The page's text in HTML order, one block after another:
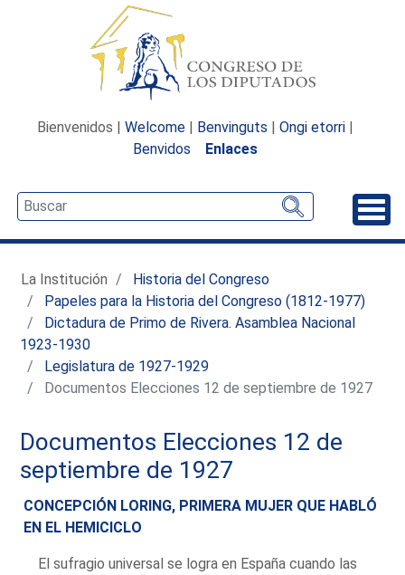
Bienvenidos | Welcome | Benvinguts | Ongi etorri |
Benvidos
Enlaces
La Institución
Historia del Congreso
Papeles para la Historia del Congreso (1812-1977)
Dictadura de Primo de Rivera. Asamblea Nacional
1923-1930
Legislatura de 1927-1929
Documentos Elecciones 12 de septiembre de 1927
Documentos Elecciones 12 de
septiembre de 1927
CONCEPCIÓN LORING, PRIMERA MUJER QUE HABLÓ
EN EL HEMICICLO
El sufragio universal se logra en España cuando las